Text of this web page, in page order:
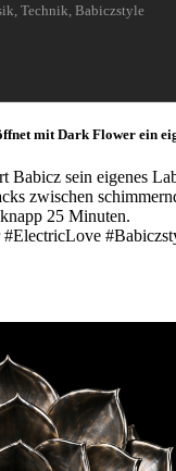
Technik, Babiczstyle
mit Dark Flower ein
Babicz sein eigenes
zwischen
25 Minuten.